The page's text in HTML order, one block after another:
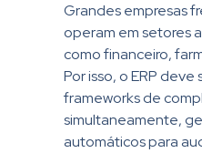
Grandes empresas
operam em setores
como financeiro,
Por isso, o ERP
frameworks de
simultaneamente,
automáticos para